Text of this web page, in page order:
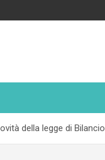
della legge di Bilancio